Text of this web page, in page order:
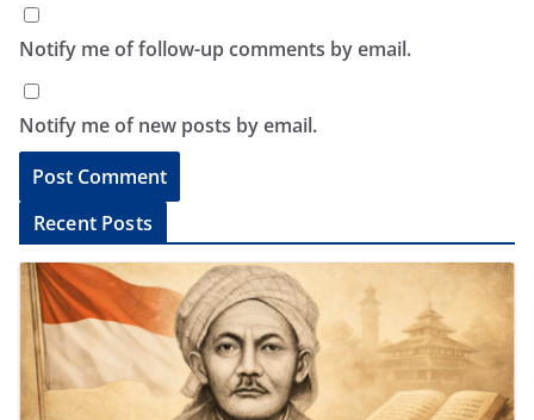
Notify me of follow-up comments by email.
Notify me of new posts by email.
l
Recent Posts